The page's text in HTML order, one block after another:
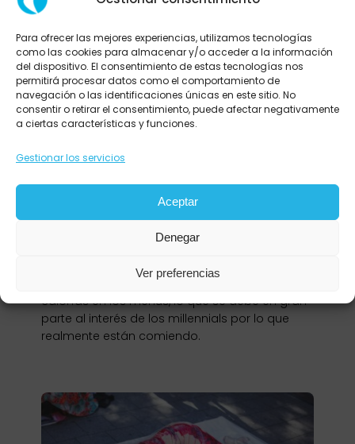
Para ofrecer las mejores experiencias, utilizamos tecnologías
como las cookies para almacenar y/o acceder a la información
del dispositivo. El consentimiento de estas tecnologías nos
permitirá procesar datos como el comportamiento de
navegación o las identificaciones únicas en este sitio. No
consentir o retirar el consentimiento, puede afectar negativamente
a ciertas características y funciones.
Gestionar los servicios
Aceptar
Denegar
Ver preferencias
a impulsar la industria de entrega de alimentos
Los millennials son más
conscientes de lo que comen
Como una gran parte de la población en
restaurantes y otras marcas de servicios de
grasa, azúcar y conservantes para decantarse
por opciones más saludables, orgánicas e
incluso veganas o sin gluten. No sólo los
restaurantes están cambiando sus
ingredientes, sino que se ha prestado una
mayor atención a la lista de ingredientes y
calorías en los menús, lo que se debe en gran
parte al interés de los millennials por lo que
realmente están comiendo.